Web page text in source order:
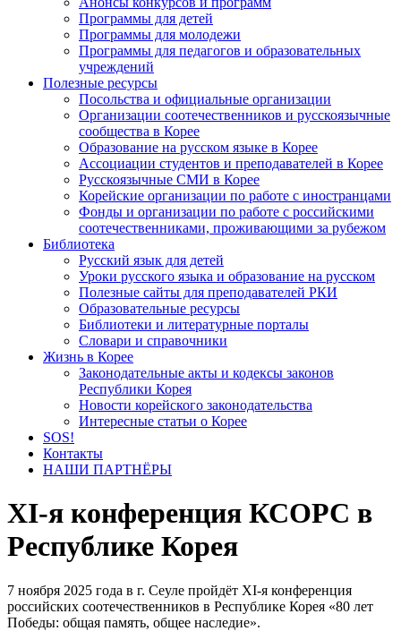
Программы для детей
Программы для молодежи
Программы для педагогов и образовательных
учреждений
Полезные ресурсы
Посольства и официальные организации
Организации соотечественников и русскоязычные
сообщества в Корее
Образование на русском языке в Корее
Ассоциации студентов и преподавателей в Корее
Русскоязычные СМИ в Корее
Корейские организации по работе с иностранцами
Фонды и организации по работе с российскими
соотечественниками, проживающими за рубежом
Библиотека
Русский язык для детей
Уроки русского языка и образование на русском
Полезные сайты для преподавателей РКИ
Образовательные ресурсы
Библиотеки и литературные порталы
Словари и справочники
Жизнь в Корее
Законодательные акты и кодексы законов
Республики Корея
Новости корейского законодательства
Интересные статьи о Корее
SOS!
Контакты
НАШИ ПАРТНЁРЫ
XI-я конференция КСОРС в
Республике Корея
7 ноября 2025 года в г. Сеуле пройдёт XI-я конференция
российских соотечественников в Республике Корея «80 лет
Победы: общая память, общее наследие».